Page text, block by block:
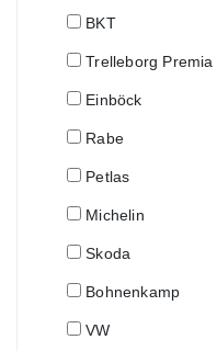
BKT
Trelleborg Premia
Einböck
Rabe
Petlas
Michelin
Skoda
Bohnenkamp
VW